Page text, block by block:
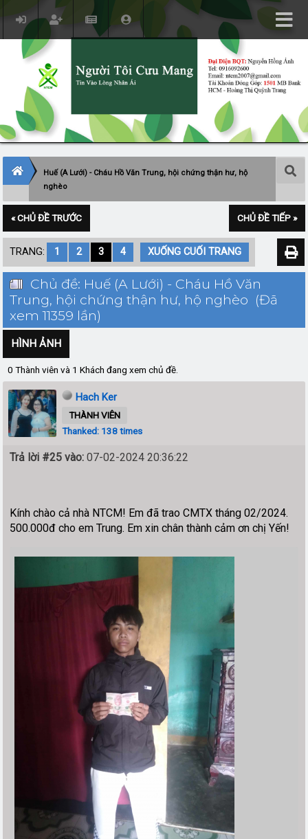
Huế (A Lưới) - Cháu Hồ Văn Trung, hội chứng thận hư, hộ
nghèo
« CHỦ ĐỀ TRƯỚC CHỦ ĐỀ TIẾP »
TRANG: 1 2 3 4 XUỐNG CUỐI TRANG
Chủ đề: Huế (A Lưới) - Cháu Hồ Văn
Trung, hội chứng thận hư, hộ nghèo (Đã
xem 11359 lần)
HÌNH ẢNH
0 Thành viên và 1 Khách đang xem chủ đề.
Hach Ker
THÀNH VIÊN
Thanked: 138 times
Trả lời #25 vào: 07-02-2024 20:36:22
Kính chào cả nhà NTCM! Em đã trao CMTX tháng 02/2024.
500.000đ cho em Trung. Em xin chân thành cảm ơn chị Yến!